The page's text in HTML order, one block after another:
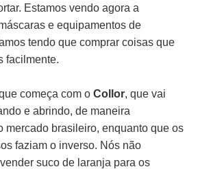
Estamos vendo agora a
e equipamentos de
tendo que comprar coisas que
facilmente.
começa com oCollor, que vai
e abrindo, de maneira
mercado brasileiro, enquanto que os
faziam o inverso. Nós não
suco de laranja para os